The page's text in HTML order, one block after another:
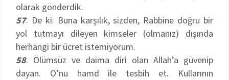
olarak gönderdik.
57. De ki: Buna karşılık, sizden, Rabbine doğru bir
yol tutmayı dileyen kimseler (olmanız) dışında
herhangi bir ücret istemiyorum.
58. Ölümsüz ve daima diri olan Allah’a güvenip
dayan. O’nu hamd ile tesbih et. Kullarının